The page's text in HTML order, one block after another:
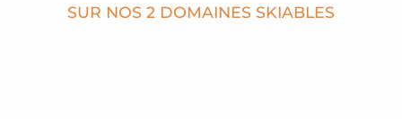
SUR NOS 2 DOMAINES SKIABLES